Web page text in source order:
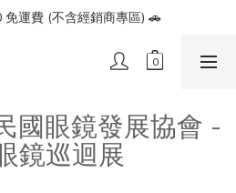
LINE好友即享 $100 折價券🔥
運費 (不含經銷商專區) 🚗
LINE好友即享 $100 折價券🔥
國眼鏡發展協會 -
鏡巡迴展